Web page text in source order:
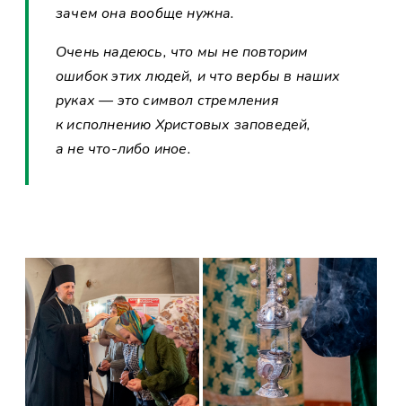
зачем она вообще нужна.
Очень надеюсь, что мы не повторим
ошибок этих людей, и что вербы в наших
руках — это символ стремления
к исполнению Христовых заповедей,
а не что-либо иное.